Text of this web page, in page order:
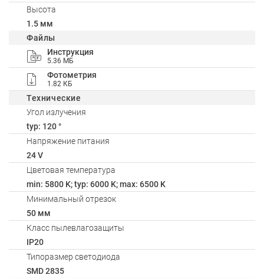
Высота
1.5 мм
Файлы
Инструкция
5.36 МБ
Фотометрия
1.82 КБ
Технические
Угол излучения
typ: 120 °
Напряжение питания
24 V
Цветовая температура
min: 5800 K; typ: 6000 K; max: 6500 K
Минимальный отрезок
50 мм
Класс пылевлагозащиты
IP20
Типоразмер светодиода
SMD 2835